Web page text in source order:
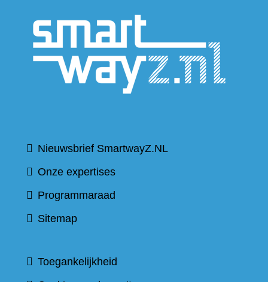
Nieuwsbrief SmartwayZ.NL
Onze expertises
Programmaraad
Sitemap
Toegankelijkheid